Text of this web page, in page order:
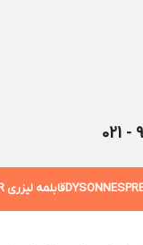
DYSONقابلمه لیزری NOMER